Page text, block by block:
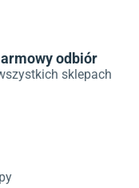
odbiór
sklepach